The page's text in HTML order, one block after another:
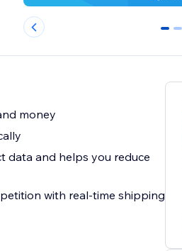
0 1
money
data and helps you reduce
with real-time shipping